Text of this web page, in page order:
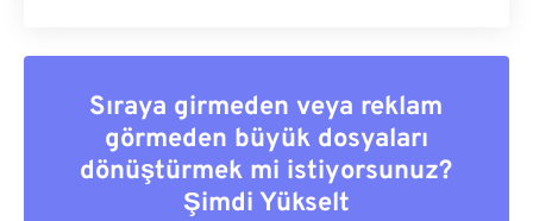
Sıraya girmeden veya reklam
görmeden büyük dosyaları
dönüştürmek mi istiyorsunuz?
Şimdi Yükselt